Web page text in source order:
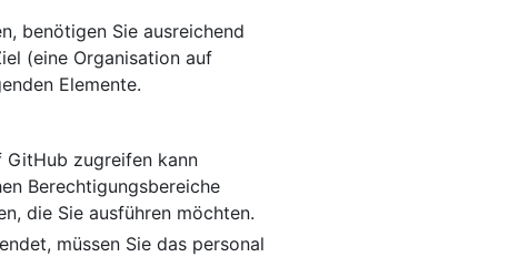
benötigen Sie ausreichend
(eine Organisation auf
Elemente.
GitHub zugreifen kann
Berechtigungsbereiche
die Sie ausführen möchten.
müssen Sie das personal